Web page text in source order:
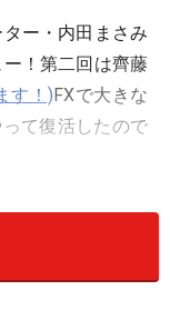
ー・内田まさみ
！第二回は齊藤
す！)FXで大きな
て復活したので
「順張り」(相場
て売買する方法)